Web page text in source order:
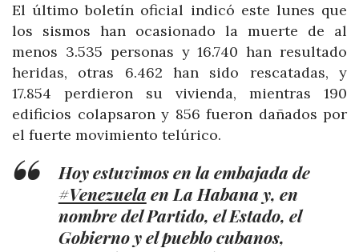
El último boletín oficial indicó este lunes que
los sismos han ocasionado la muerte de al
menos 3.535 personas y 16.740 han resultado
heridas, otras 6.462 han sido rescatadas, y
17.854 perdieron su vivienda, mientras 190
edificios colapsaron y 856 fueron dañados por
el fuerte movimiento telúrico.
Hoy estuvimos en la embajada de
#Venezuela en La Habana y, en
nombre del Partido, el Estado, el
Gobierno y el pueblo cubanos,